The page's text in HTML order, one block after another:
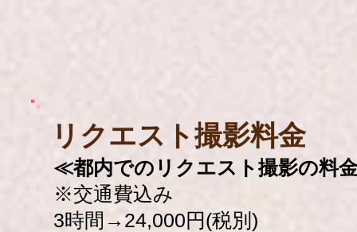
​リクエスト撮影料金
≪都内でのリクエスト撮影の料
※交通費込み
3時間→24,000円(税別)